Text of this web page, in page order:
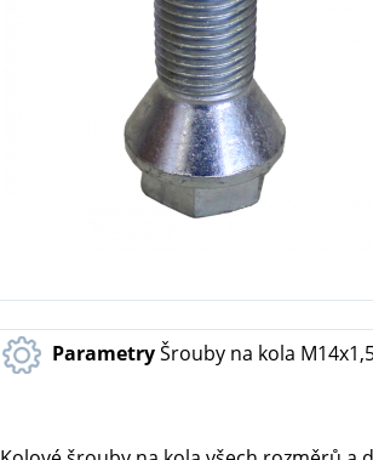
ParametryŠrouby na kola